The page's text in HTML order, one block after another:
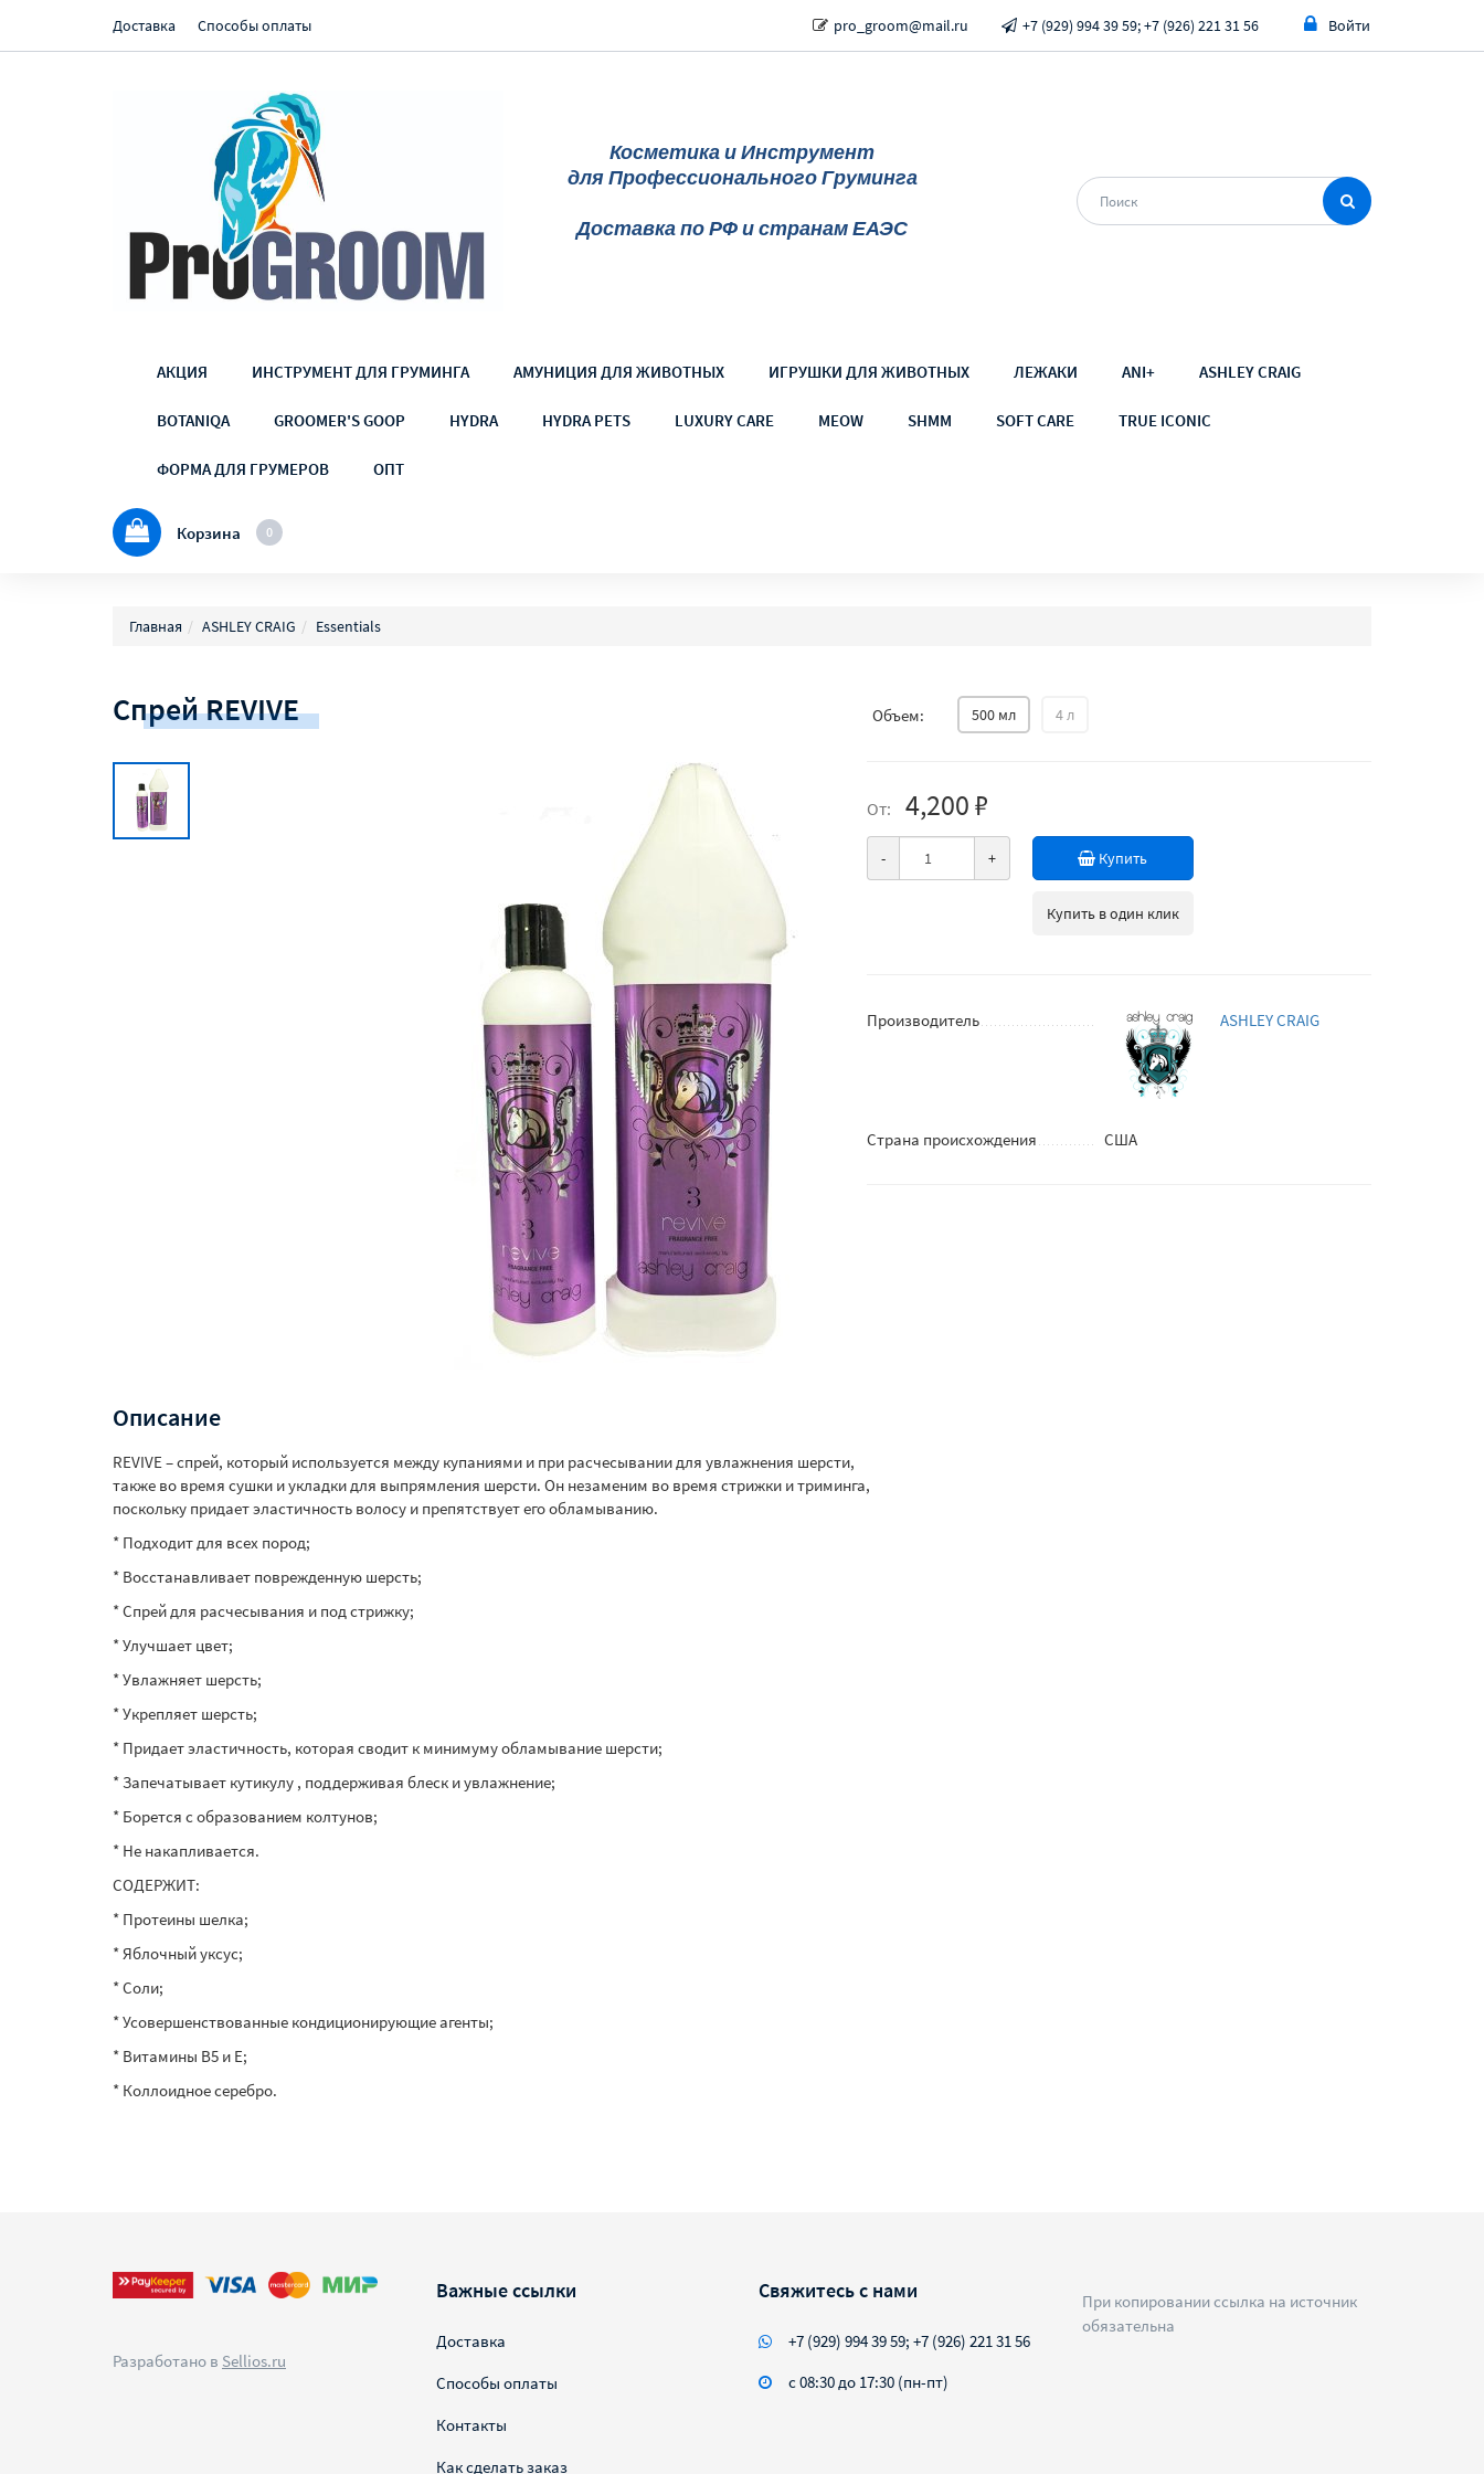
Доставка Способы оплаты pro_groom@mail.ru +7 (929) 994 39 59; +7 (926) 221 31 56 Войти
Косметика и Инструмент
для Профессионального Груминга
Доставка по РФ и странам ЕАЭС
АКЦИЯ ИНСТРУМЕНТ ДЛЯ ГРУМИНГА АМУНИЦИЯ ДЛЯ ЖИВОТНЫХ ИГРУШКИ ДЛЯ ЖИВОТНЫХ ЛЕЖАКИ ANI+ ASHLEY CRAIG
BOTANIQA GROOMER'S GOOP HYDRA HYDRA PETS LUXURY CARE MEOW SHMM SOFT CARE TRUE ICONIC
ФОРМА ДЛЯ ГРУМЕРОВ ОПТ
0
Корзина
Главная ASHLEY CRAIG Essentials
Спрей REVIVE Объем: 500 мл 4 л
От: 4,200 ₽
- + Купить
Купить в один клик
Производитель ASHLEY CRAIG
Страна происхождения США
Описание
REVIVE – спрей, который используется между купаниями и при расчесывании для увлажнения шерсти,
также во время сушки и укладки для выпрямления шерсти. Он незаменим во время стрижки и триминга,
поскольку придает эластичность волосу и препятствует его обламыванию.
* Подходит для всех пород;
* Восстанавливает поврежденную шерсть;
* Спрей для расчесывания и под стрижку;
* Улучшает цвет;
* Увлажняет шерсть;
* Укрепляет шерсть;
* Придает эластичность, которая сводит к минимуму обламывание шерсти;
* Запечатывает кутикулу , поддерживая блеск и увлажнение;
* Борется с образованием колтунов;
* Не накапливается.
СОДЕРЖИТ:
* Протеины шелка;
* Яблочный уксус;
* Соли;
* Усовершенствованные кондиционирующие агенты;
* Витамины В5 и Е;
* Коллоидное серебро.
Разработано в Sellios.ru
Важные ссылки
Доставка
Способы оплаты
Контакты
Как сделать заказ
Свяжитесь с нами
+7 (929) 994 39 59; +7 (926) 221 31 56
с 08:30 до 17:30 (пн-пт)
При копировании ссылка на источник
обязательна